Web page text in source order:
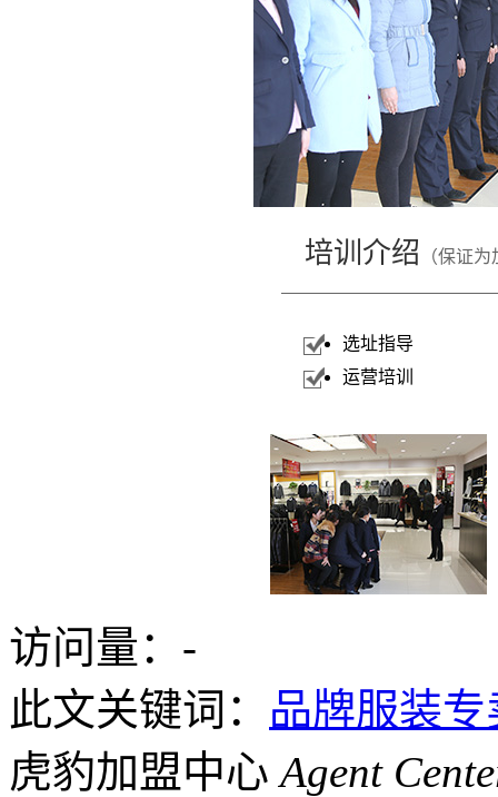
培训介绍 （保证
选址指导
运营培训
访问量： -
此文关键词： 品牌服装专
虎豹加盟中心Agent